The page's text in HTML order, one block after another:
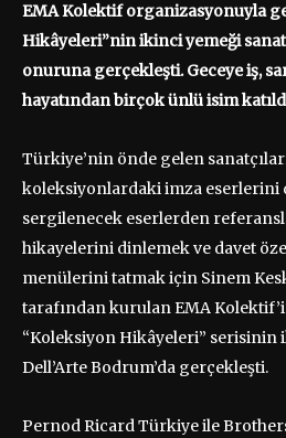
EMA Kolektif organizasyonuyla
Hikâyeleri”nin ikinci yemeği
onuruna gerçekleşti. Geceye iş,
hayatından birçok ünlü isim
Türkiye’nin önde gelen
koleksiyonlardaki imza eserlerini
sergilenecek eserlerden
hikayelerini dinlemek ve davet
menülerini tatmak için Sinem
tarafından kurulan EMA
“Koleksiyon Hikâyeleri” serisinin
Dell’Arte Bodrum’da gerçekleşti.
Pernod Ricard Türkiye ile